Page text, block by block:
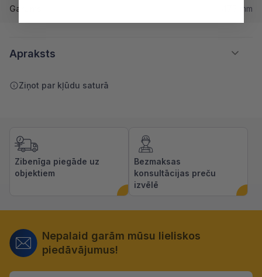
Garums
475 mm
Apraksts
Ziņot par kļūdu saturā
Zibenīga piegāde uz
objektiem
Bezmaksas
konsultācijas preču
izvēlē
Nepalaid garām mūsu lieliskos
piedāvājumus!